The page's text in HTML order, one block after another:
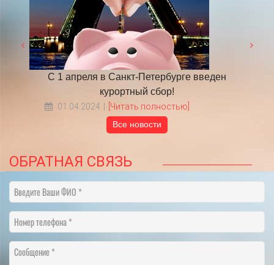
введен
​НА ЧТО ОБРАТИТЬ ВНИМАНИЕ
ТУР В ПИТЕР?
18.05.2022
[Читать полностью]
Все новости
ОБРАТНАЯ СВЯЗЬ
Введите Ваши ФИО
Номер телефона
Сообщение